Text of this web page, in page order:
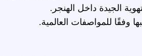
الجيدة داخل الهنجر.
وفقًا للمواصفات العالمية.‏